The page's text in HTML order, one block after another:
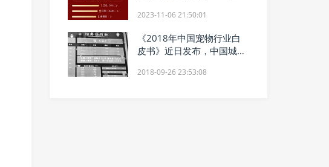
2023-11-06 21:50:01
《2018年中国宠物行业白
皮书》近日发布，中国城镇
2018-09-26 23:53:08